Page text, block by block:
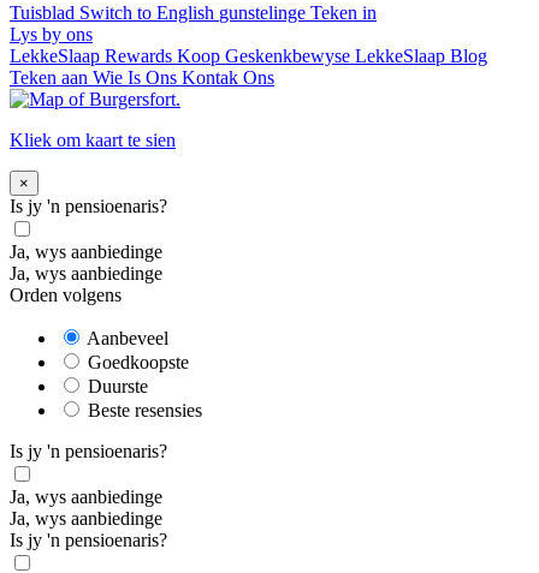
Tuisblad Switch to English gunstelinge Teken in
Lys by ons
LekkeSlaap Rewards Koop Geskenkbewyse LekkeSlaap Blog
Teken aan Wie Is Ons Kontak Ons
Kliek om kaart te sien
×
Is jy 'n pensioenaris?
Ja, wys aanbiedinge
Ja, wys aanbiedinge
Orden volgens
Aanbeveel
Goedkoopste
Duurste
Beste resensies
Is jy 'n pensioenaris?
Ja, wys aanbiedinge
Ja, wys aanbiedinge
Is jy 'n pensioenaris?